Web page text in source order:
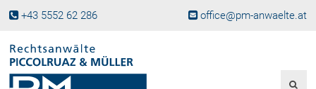
+43 5552 62 286 office@pm-anwaelte.at
Fachgebiete